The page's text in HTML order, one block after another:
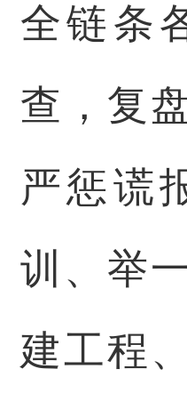
全链条
查，复
严惩谎
训、举
建工程